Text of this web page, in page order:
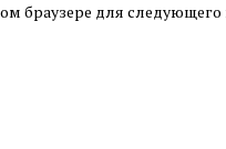
браузере для